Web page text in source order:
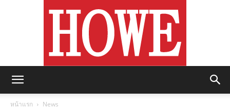
หน้าแรก News